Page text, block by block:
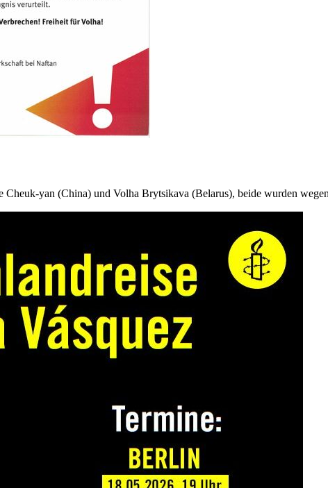
yan (China) und Volha Brytsikava (Belarus), beide wurden